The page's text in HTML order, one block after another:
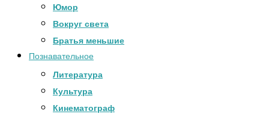
Юмор
Вокруг света
Братья меньшие
Познавательное
Литература
Культура
Кинематограф